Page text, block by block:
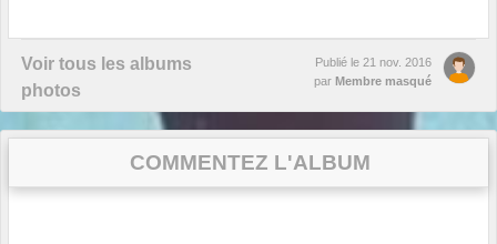
Voir tous les albums
photos
Publié le 21 nov. 2016
par Membre masqué
COMMENTEZ L'ALBUM